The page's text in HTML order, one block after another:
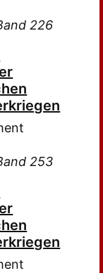
226
253